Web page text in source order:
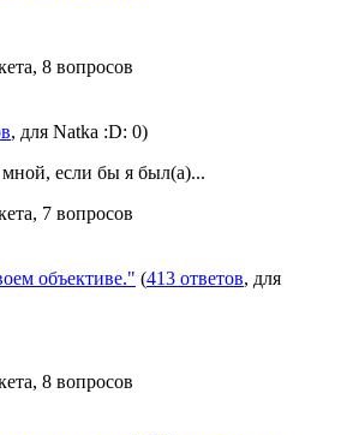
8 вопросов
, для Natka :D: 0)
если бы я был(а)...
7 вопросов
объективе." (413 ответов, для
8 вопросов